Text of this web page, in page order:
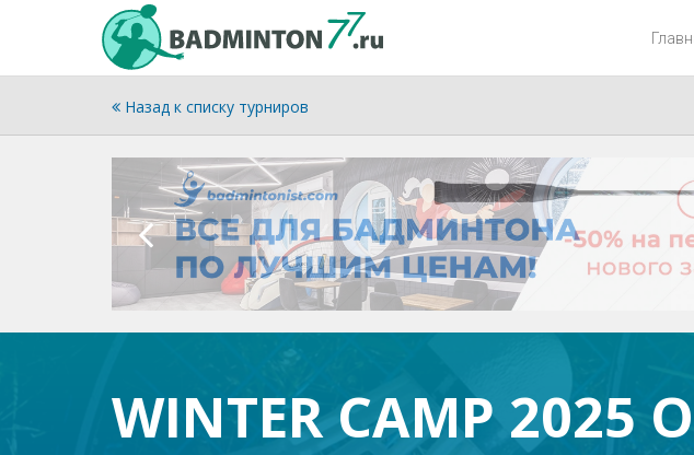
Назад к списку турниров
WINTER CAMP